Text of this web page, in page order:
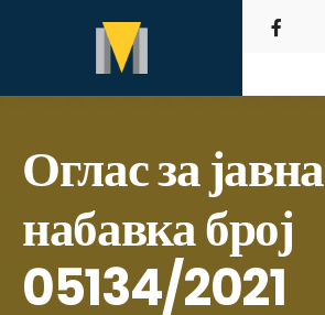
содржината
Оглас за јавна
набавка број
05134/2021